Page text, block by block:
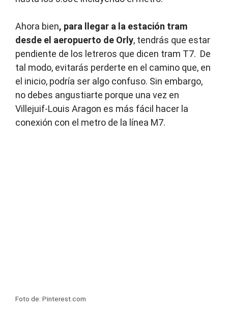
Ahora bien, para llegar a la estación tram
desde el aeropuerto de Orly, tendrás que estar
pendiente de los letreros que dicen tram T7. De
tal modo, evitarás perderte en el camino que, en
el inicio, podría ser algo confuso. Sin embargo,
no debes angustiarte porque una vez en
Villejuif-Louis Aragon es más fácil hacer la
conexión con el metro de la línea M7.
Foto de: Pinterest.com